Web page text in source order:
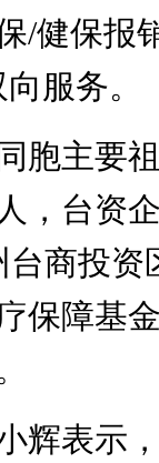
/健保报
服务。
主要祖
，台资
台商投资
保障基
表示，